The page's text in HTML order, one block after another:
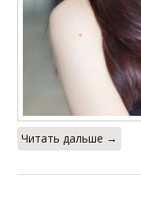
Читать дальше →